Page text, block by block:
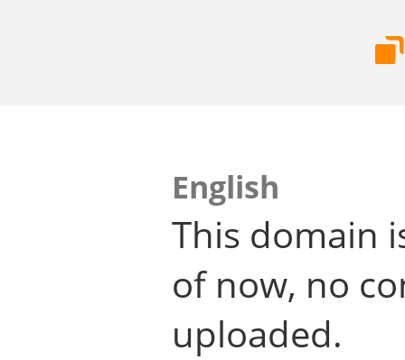
English
This domain
of now, no
uploaded.